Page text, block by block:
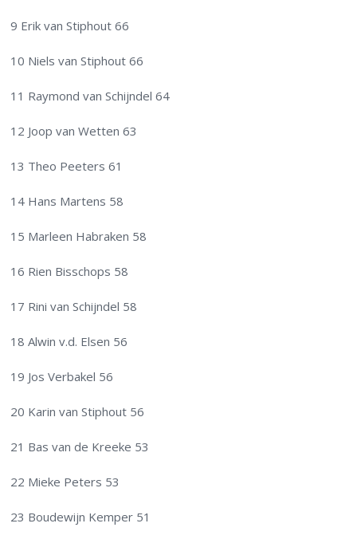
9 Erik van Stiphout 66
10 Niels van Stiphout 66
11 Raymond van Schijndel 64
12 Joop van Wetten 63
13 Theo Peeters 61
14 Hans Martens 58
15 Marleen Habraken 58
16 Rien Bisschops 58
17 Rini van Schijndel 58
18 Alwin v.d. Elsen 56
19 Jos Verbakel 56
20 Karin van Stiphout 56
21 Bas van de Kreeke 53
22 Mieke Peters 53
23 Boudewijn Kemper 51